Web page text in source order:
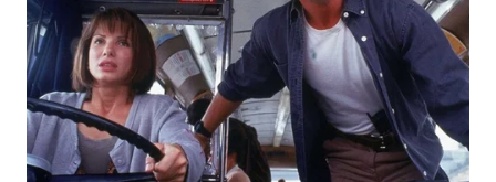
WAHANA
NEWS
WAHANA
TANI